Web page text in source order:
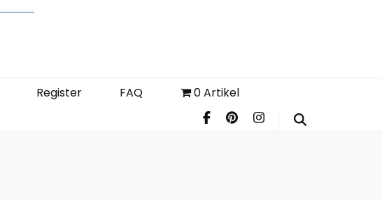
Register FAQ 0 Artikel